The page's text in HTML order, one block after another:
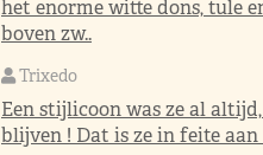
het enorme witte dons, tule
boven zw..
Trixedo
Een stijlicoon was ze al
blijven ! Dat is ze in feite